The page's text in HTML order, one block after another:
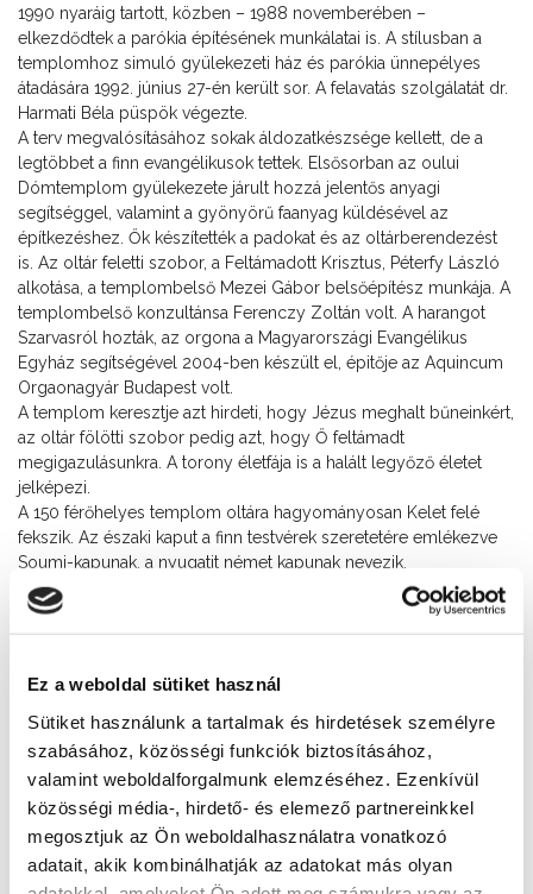
Ez a weboldal sütiket használ
Sütiket használunk a tartalmak és hirdetések személyre
szabásához, közösségi funkciók biztosításához,
valamint weboldalforgalmunk elemzéséhez. Ezenkívül
közösségi média-, hirdető- és elemező partnereinkkel
megosztjuk az Ön weboldalhasználatra vonatkozó
adatait, akik kombinálhatják az adatokat más olyan
1990 nyaráig tartott, közben – 1988 novemberében –
elkezdődtek a parókia építésének munkálatai is. A stílusban a
templomhoz simuló gyülekezeti ház és parókia ünnepélyes
átadására 1992. június 27-én került sor. A felavatás szolgálatát dr.
Harmati Béla püspök végezte.
A terv megvalósításához sokak áldozatkészsége kellett, de a
legtöbbet a finn evangélikusok tettek. Elsősorban az oului
Dómtemplom gyülekezete járult hozzá jelentős anyagi
segítséggel, valamint a gyönyörű faanyag küldésével az
építkezéshez. Ők készítették a padokat és az oltárberendezést
is. Az oltár feletti szobor, a Feltámadott Krisztus, Péterfy László
alkotása, a templombelső Mezei Gábor belsőépítész munkája. A
templombelső konzultánsa Ferenczy Zoltán volt. A harangot
Szarvasról hozták, az orgona a Magyarországi Evangélikus
Egyház segítségével 2004-ben készült el, épitője az Aquincum
Orgaonagyár Budapest volt.
A templom keresztje azt hirdeti, hogy Jézus meghalt bűneinkért,
az oltár fölötti szobor pedig azt, hogy Ő feltámadt
megigazulásunkra. A torony életfája is a halált legyőző életet
jelképezi.
A 150 férőhelyes templom oltára hagyományosan Kelet felé
fekszik. Az északi kaput a finn testvérek szeretetére emlékezve
Soumi-kapunak, a nyugatit német kapunak nevezik.
A templom- és parókiaépítés nem szokványos történetét Fabiny
Tamás püspök, egykori siófoki lelkész „Hogy néki szent házat
építs” című könyve ismerteti meg részletesen.
+36 84 310 549
Cím
8600 Siófok, Fő utca. 220 (Oulu park)
Weboldal